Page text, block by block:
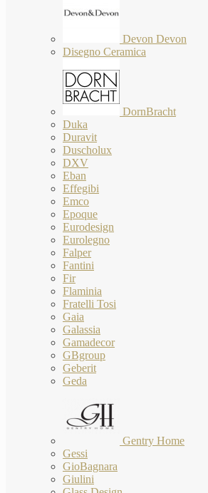
Devon Devon
Disegno Ceramica
DornBracht
Duka
Duravit
Duscholux
DXV
Eban
Effegibi
Emco
Epoque
Eurodesign
Eurolegno
Falper
Fantini
Fir
Flaminia
Fratelli Tosi
Gaia
Galassia
Gamadecor
GBgroup
Geberit
Geda
Gentry Home
Gessi
GioBagnara
Giulini